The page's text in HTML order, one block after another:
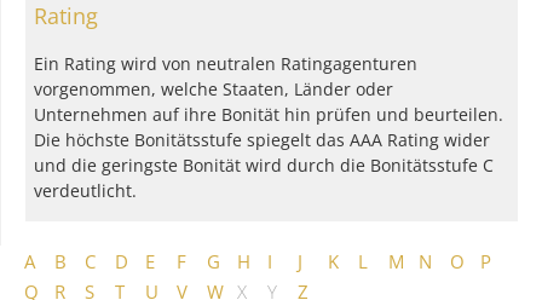
A B C D E F G H I J K L M N O
P
Q
R S T U V W X Y Z
Rating
Ein Rating wird von neutralen Ratingagenturen
vorgenommen, welche Staaten, Länder oder
Unternehmen auf ihre Bonität hin prüfen und beurteilen.
Die höchste Bonitätsstufe spiegelt das AAA Rating wider
und die geringste Bonität wird durch die Bonitätsstufe C
verdeutlicht.